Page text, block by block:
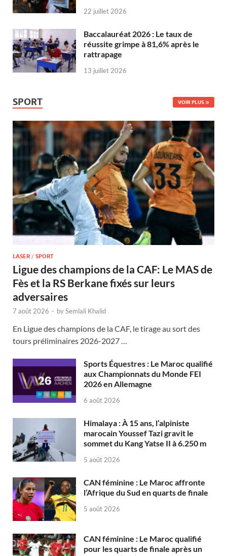
22 juillet 2026
Baccalauréat 2026 : Le taux de
réussite grimpe à 81,6% après le
rattrapage
13 juillet 2026
SPORT VOIR PLUS
LASER / SPORT
Ligue des champions de la CAF: Le MAS de
Fès et la RS Berkane fixés sur leurs
adversaires
7 août 2026 - bySemlali Khalid
En Ligue des champions de la CAF, le tirage au sort des
tours préliminaires 2026-2027 …
Sports Équestres : Le Maroc qualifié
aux Championnats du Monde FEI
2026 en Allemagne
6 août 2026
Himalaya : À 15 ans, l’alpiniste
marocain Youssef Tazi gravit le
sommet du Kang Yatse II à 6.250 m
5 août 2026
CAN féminine : Le Maroc affronte
l’Afrique du Sud en quarts de finale
5 août 2026
CAN féminine : Le Maroc qualifié
pour les quarts de finale après un